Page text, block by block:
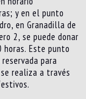
y en el punto
en Granadilla de
2, se puede donar
Este punto
para
realiza a través